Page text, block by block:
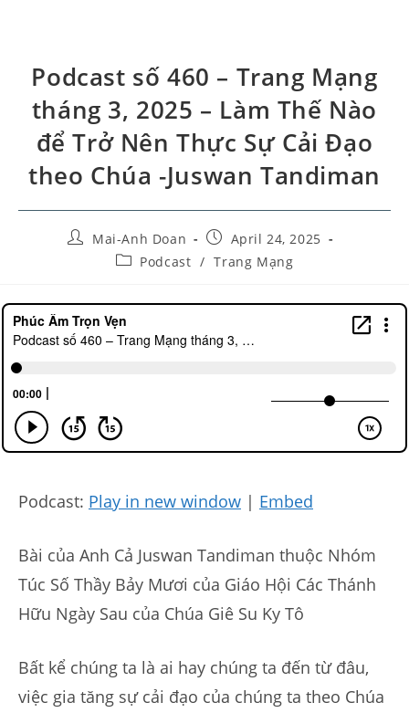
Podcast số 460 – Trang Mạng
tháng 3, 2025 – Làm Thế Nào
để Trở Nên Thực Sự Cải Đạo
theo Chúa -Juswan Tandiman
Mai-Anh Doan
April 24, 2025
Podcast / Trang Mạng
Podcast: Play in new window | Embed
Bài của Anh Cả Juswan Tandiman thuộc Nhóm
Túc Số Thầy Bảy Mươi của Giáo Hội Các Thánh
Hữu Ngày Sau của Chúa Giê Su Ky Tô
Bất kể chúng ta là ai hay chúng ta đến từ đâu,
việc gia tăng sự cải đạo của chúng ta theo Chúa